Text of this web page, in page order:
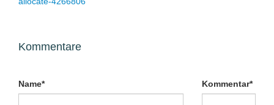
Kommentare
Pflichtfeld
Name* Pflichtfeld
Kommentar*